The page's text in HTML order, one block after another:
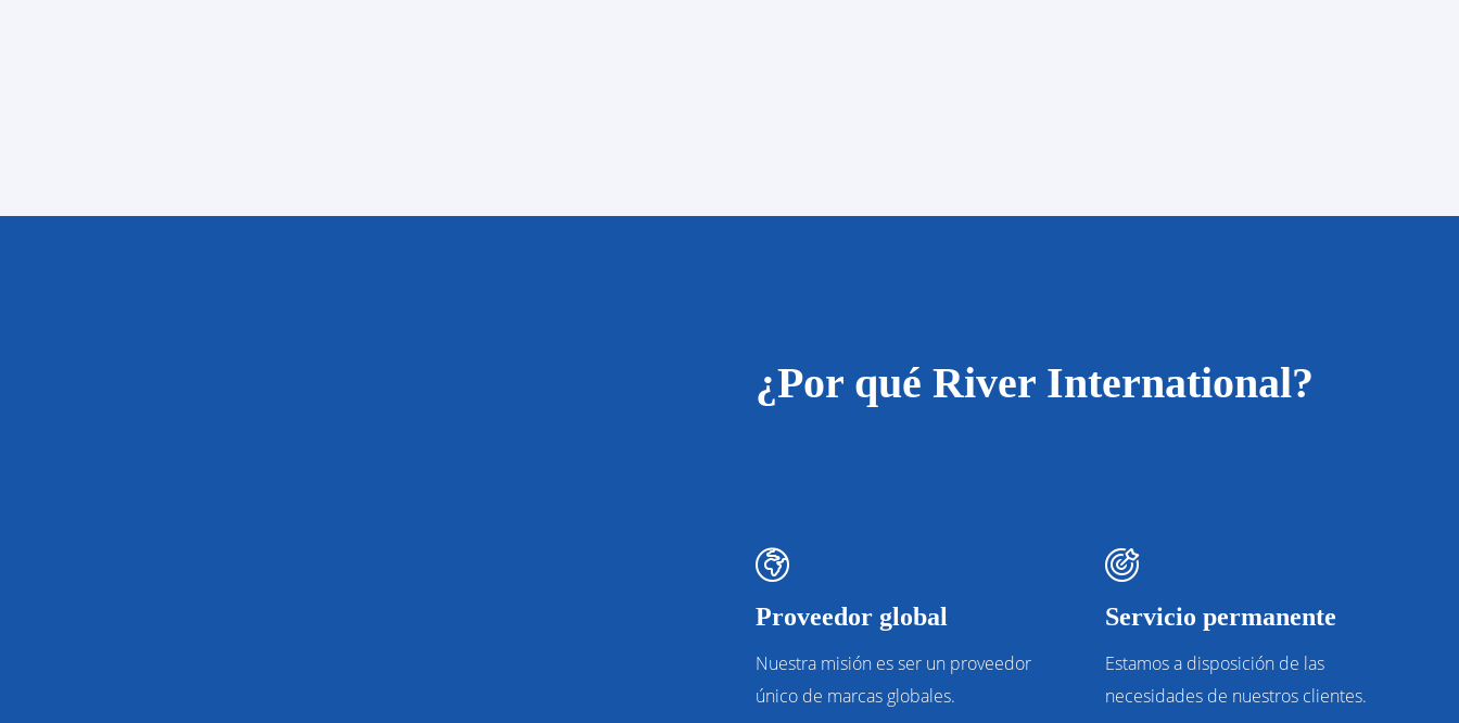
¿Por qué River International?
Proveedor global
Nuestra misión es ser un proveedor
único de marcas globales.
Servicio permanente
Estamos a disposición de las
necesidades de nuestros clientes.